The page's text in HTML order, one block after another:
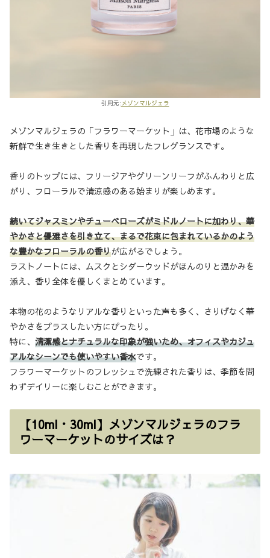
引用元: メゾンマルジェラ
メゾンマルジェラの「フラワーマーケット」は、花市場のような
新鮮で生き生きとした香りを再現したフレグランスです。
香りのトップには、フリージアやグリーンリーフがふんわりと広
がり、フローラルで清涼感のある始まりが楽しめます。
続いてジャスミンやチューベローズがミドルノートに加わり、華
やかさと優雅さを引き立て、まるで花束に包まれているかのよう
な豊かなフローラルの香りが広がるでしょう。
ラストノートには、ムスクとシダーウッドがほんのりと温かみを
添え、香り全体を優しくまとめています。
本物の花のようなリアルな香りといった声も多く、さりげなく華
やかさをプラスしたい方にぴったり。
特に、 清潔感とナチュラルな印象が強いため、オフィスやカジュ
アルなシーンでも使いやすい香水です。
フラワーマーケットのフレッシュで洗練された香りは、季節を問
わずデイリーに楽しむことができます。
【10ml・30ml】メゾンマルジェラのフラ
ワーマーケットのサイズは？